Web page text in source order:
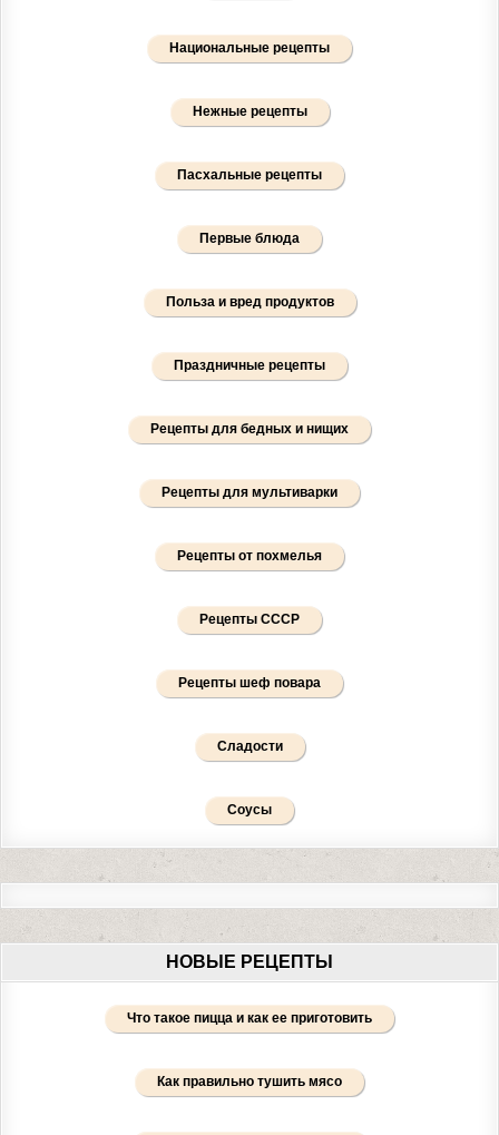
Национальные рецепты
Нежные рецепты
Пасхальные рецепты
Первые блюда
Польза и вред продуктов
Праздничные рецепты
Рецепты для бедных и нищих
Рецепты для мультиварки
Рецепты от похмелья
Рецепты СССР
Рецепты шеф повара
Сладости
Соусы
НОВЫЕ РЕЦЕПТЫ
Что такое пицца и как ее приготовить
Как правильно тушить мясо